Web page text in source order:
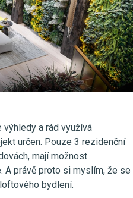
výhledy a rád využívá
určen. Pouze 3 rezidenční
mají možnost
A právě proto si myslím, že se
bydlení.